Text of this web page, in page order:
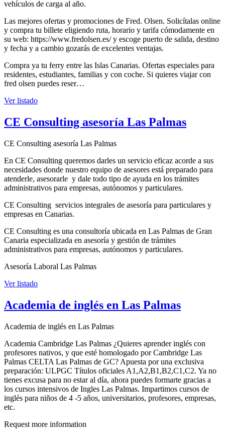
vehículos de carga al año.
Las mejores ofertas y promociones de Fred. Olsen. Solicítalas online
y compra tu billete eligiendo ruta, horario y tarifa cómodamente en
su web: https://www.fredolsen.es/ y escoge puerto de salida, destino
y fecha y a cambio gozarás de excelentes ventajas.
Compra ya tu ferry entre las Islas Canarias. Ofertas especiales para
residentes, estudiantes, familias y con coche. Si quieres viajar con
fred olsen puedes reser…
Ver listado
CE Consulting asesoría Las Palmas
CE Consulting asesoría Las Palmas
En CE Consulting queremos darles un servicio eficaz acorde a sus
necesidades donde nuestro equipo de asesores está preparado para
atenderle, asesorarle y dale todo tipo de ayuda en los trámites
administrativos para empresas, autónomos y particulares.
CE Consulting servicios integrales de asesoría para particulares y
empresas en Canarias.
CE Consulting es una consultoría ubicada en Las Palmas de Gran
Canaria especializada en asesoría y gestión de trámites
administrativos para empresas, autónomos y particulares.
Asesoría Laboral Las Palmas
Ver listado
Academia de inglés en Las Palmas
Academia de inglés en Las Palmas
Academia Cambridge Las Palmas ¿Quieres aprender inglés con
profesores nativos, y que esté homologado por Cambridge Las
Palmas CELTA Las Palmas de GC? Apuesta por una exclusiva
preparación: ULPGC Títulos oficiales A1,A2,B1,B2,C1,C2. Ya no
tienes excusa para no estar al día, ahora puedes formarte gracias a
los cursos intensivos de Ingles Las Palmas. Impartimos cursos de
inglés para niños de 4 -5 años, universitarios, profesores, empresas,
etc.
Request more information